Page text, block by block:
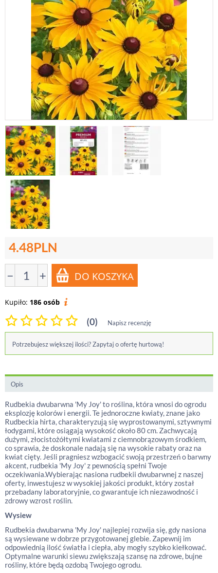
4.48PLN
− +
Kupiło: 186 osób
(0) Napisz recenzję
Potrzebujesz większej ilości? Zapytaj o ofertę hurtową!
Opis
Rudbekia dwubarwna 'My Joy' to roślina, która wnosi do ogrodu
eksplozję kolorów i energii. Te jednoroczne kwiaty, znane jako
Rudbeckia hirta, charakteryzują się wyprostowanymi, sztywnymi
łodygami, które osiągają wysokość około 80 cm. Zachwycają
dużymi, złocistożółtymi kwiatami z ciemnobrązowym środkiem,
co sprawia, że doskonale nadają się na wysokie rabaty oraz na
kwiat cięty. Jeśli pragniesz wzbogacić swoją przestrzeń o barwny
akcent, rudbekia 'My Joy' z pewnością spełni Twoje
oczekiwania.Wybierając nasiona rudbekii dwubarwnej z naszej
oferty, inwestujesz w wysokiej jakości produkt, który został
przebadany laboratoryjnie, co gwarantuje ich niezawodność i
zdrowy wzrost roślin.
Wysiew
Rudbekia dwubarwna 'My Joy' najlepiej rozwija się, gdy nasiona
są wysiewane w dobrze przygotowanej glebie. Zapewnij im
odpowiednią ilość światła i ciepła, aby mogły szybko kiełkować.
Optymalne warunki siewu zwiększają szansę na zdrowe, bujne
rośliny, które będą ozdobą Twojego ogrodu.